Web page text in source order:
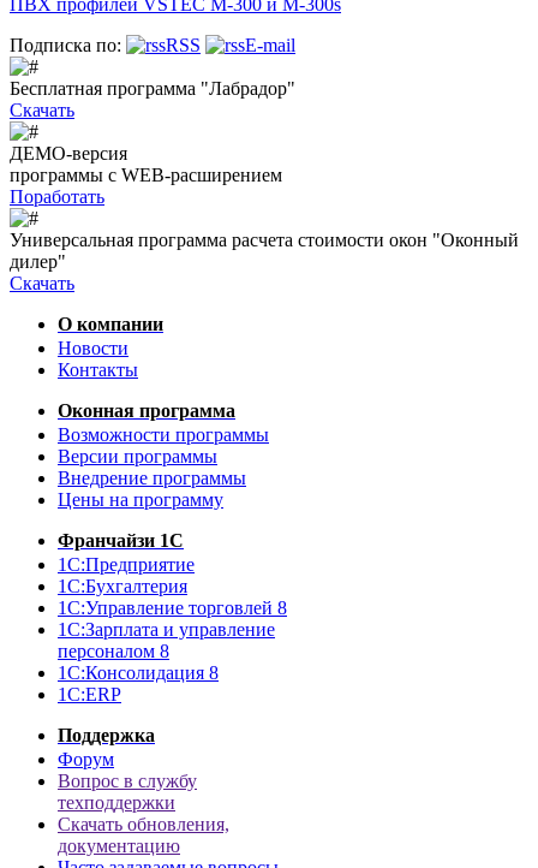
ПВХ профилей VSTEC M-300 и M-300s
Подписка по:
RSS E-mail
Бесплатная программа "Лабрадор"
Скачать
ДЕМО-версия
программы с WEB-расширением
Поработать
Универсальная программа расчета стоимости окон "Оконный
дилер"
Скачать
О компании
Новости
Контакты
Оконная программа
Возможности программы
Версии программы
Внедрение программы
Цены на программу
Франчайзи 1С
1С:Предприятие
1С:Бухгалтерия
1С:Управление торговлей 8
1С:Зарплата и управление
персоналом 8
1С:Консолидация 8
1С:ERP
Поддержка
Форум
Вопрос в службу
техподдержки
Скачать обновления,
документацию